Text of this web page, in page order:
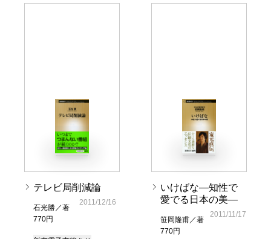
テレビ局削減論
石光勝／著
770円
2011/12/16
いけばな―知性で
愛でる日本の美―
笹岡隆甫／著
770円
2011/11/17